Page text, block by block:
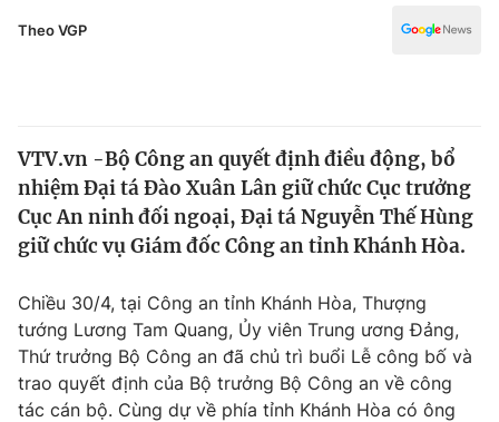
Thế giới
Tin tức
Câu chuyện quốc tế
Kinh tế
Tài chính
Thị trường
Góc doanh nghiệp
Dữ liệu và đời sống
Truyền hình
Theo VGP
VTV.vn -Bộ Công an quyết định điều động, bổ
nhiệm Đại tá Đào Xuân Lân giữ chức Cục trưởng
Cục An ninh đối ngoại, Đại tá Nguyễn Thế Hùng
giữ chức vụ Giám đốc Công an tỉnh Khánh Hòa.
Chiều 30/4, tại Công an tỉnh Khánh Hòa, Thượng
tướng Lương Tam Quang, Ủy viên Trung ương Đảng,
Thứ trưởng Bộ Công an đã chủ trì buổi Lễ công bố và
trao quyết định của Bộ trưởng Bộ Công an về công
tác cán bộ. Cùng dự về phía tỉnh Khánh Hòa có ông